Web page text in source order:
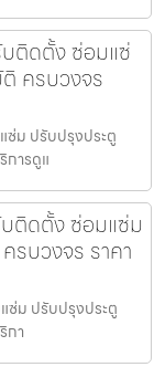
บติดตั้ง ซ่อมแซ่
ครบวงจร
ซ่ม ปรับปรุงประตู
การดูแ
ติดตั้ง ซ่อมแซ่ม
รบวงจร ราคา
ซ่ม ปรับปรุงประตู
กา